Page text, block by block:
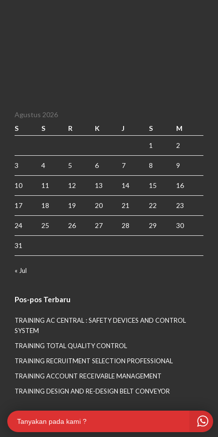
Agustus 2026
S
S R K J S M
1 2
3 4 5 6 7 8 9
10 11 12 13 14 15 16
17 18 19 20 21 22 23
24 25 26 27 28 29 30
31
« Jul
Pos-pos Terbaru
TRAINING AC CENTRAL : SAFETY DEVICES AND CONTROL
SYSTEM
TRAINING TOTAL QUALITY CONTROL
TRAINING RECRUITMENT SELECTION PROFESSIONAL
TRAINING ACCOUNT RECEIVABLE MANAGEMENT
TRAINING DESIGN AND RE-DESIGN BELT CONVEYOR
CONTACT US
Tanyakan pada kami ?